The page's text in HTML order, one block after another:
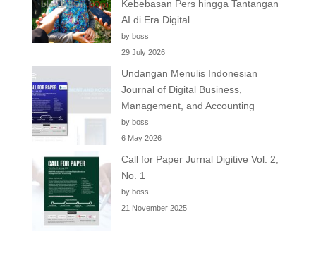
Kebebasan Pers hingga Tantangan
AI di Era Digital
by boss
29 July 2026
Undangan Menulis Indonesian
Journal of Digital Business,
Management, and Accounting
by boss
6 May 2026
Call for Paper Jurnal Digitive Vol. 2,
No. 1
by boss
21 November 2025